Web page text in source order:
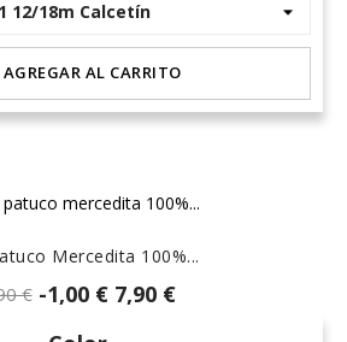
AGREGAR AL CARRITO
Mercedita 100%...
€ -1,00 € 7,90 €